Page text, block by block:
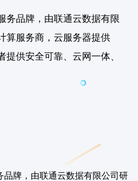
务品牌，由联通云数据有限
算服务商，云服务器提供
供安全可靠、云网一体、
牌，由联通云数据有限公司研